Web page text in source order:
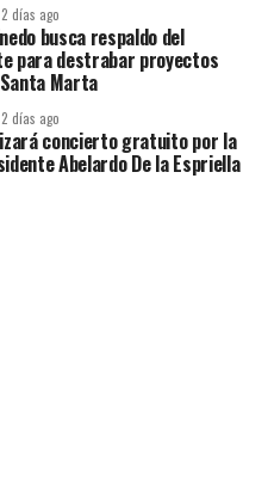
2 días ago
busca respaldo del
para destrabar proyectos
Marta
2 días ago
concierto gratuito por la
Abelardo De la Espriella